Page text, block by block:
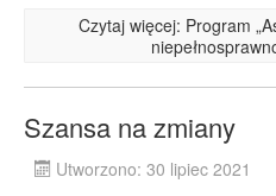
Czytaj więcej: Program
Szansa na zmiany
Utworzono: 30 lipiec 2021